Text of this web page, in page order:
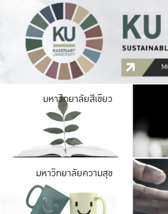
มหาวิทยาลัยสีเขียว
มหาวิทยาลัยความสุข